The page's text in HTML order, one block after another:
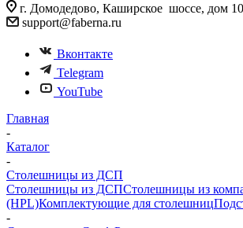
г. Домодедово, Каширское шоссе, дом
support@faberna.ru
Вконтакте
Telegram
YouTube
Главная
-
Каталог
-
Столешницы из ДСП
Столешницы из ДСПСтолешницы из
(HPL)Комплектующие для столешниц
-